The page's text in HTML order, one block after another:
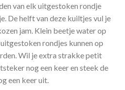
van elk uitgestoken rondje
De helft van deze kuiltjes vul je
jam. Klein beetje water op
rondjes kunnen op
Wil je extra strakke petit
nog een keer en steek de
een keer uit.